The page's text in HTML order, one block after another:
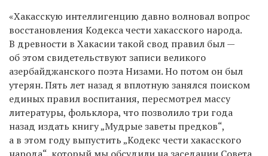
«Хакасскую интеллигенцию давно волновал вопрос
восстановления Кодекса чести хакасского народа.
В древности в Хакасии такой свод правил был —
об этом свидетельствуют записи великого
азербайджанского поэта Низами. Но потом он был
утерян. Пять лет назад я вплотную занялся поиском
единых правил воспитания, пересмотрел массу
литературы, фольклора, что позволило три года
назад издать книгу „Мудрые заветы предков“,
а в этом году выпустить „Кодекс чести хакасского
народа“, который мы обсудили на заседании Совета